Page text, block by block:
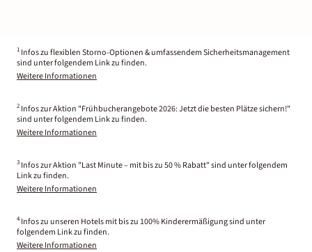
1 Infos zu flexiblen Storno-Optionen & umfassendem Sicherheitsmanagement
sind unter folgendem Link zu finden.
Weitere Informationen
2 Infos zur Aktion "Frühbucherangebote 2026: Jetzt die besten Plätze sichern!"
sind unter folgendem Link zu finden.
Weitere Informationen
3 Infos zur Aktion "Last Minute – mit bis zu 50 % Rabatt" sind unter folgendem
Link zu finden.
Weitere Informationen
4 Infos zu unseren Hotels mit bis zu 100% Kinderermäßigung sind unter
folgendem Link zu finden.
Weitere Informationen